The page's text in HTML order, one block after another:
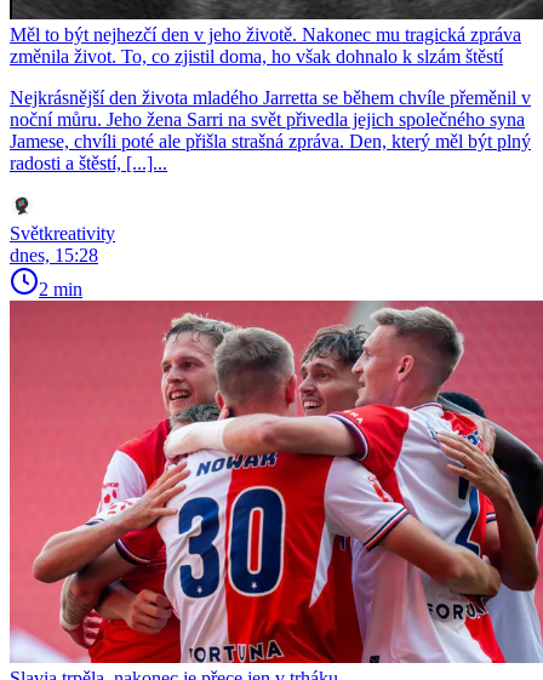
Měl to být nejhezčí den v jeho životě. Nakonec mu tragická zpráva
změnila život. To, co zjistil doma, ho však dohnalo k slzám štěstí
Nejkrásnější den života mladého Jarretta se během chvíle přeměnil v
noční můru. Jeho žena Sarri na svět přivedla jejich společného syna
Jamese, chvíli poté ale přišla strašná zpráva. Den, který měl být plný
radosti a štěstí, [...]...
Světkreativity
dnes, 15:28
2 min